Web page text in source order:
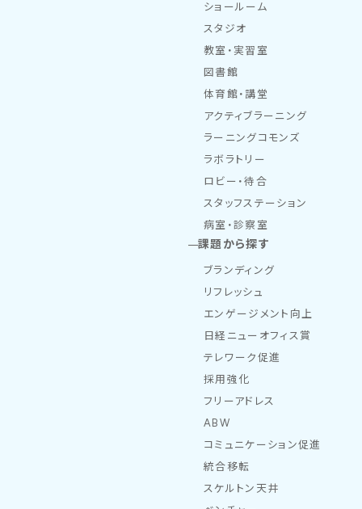
ショールーム
スタジオ
教室・実習室
図書館
体育館・講堂
アクティブラーニング
ラーニングコモンズ
ラボラトリー
ロビー・待合
スタッフステーション
病室・診察室
課題から探す
ブランディング
リフレッシュ
エンゲージメント向上
日経ニューオフィス賞
テレワーク促進
採用強化
フリーアドレス
ABW
コミュニケーション促進
統合移転
スケルトン天井